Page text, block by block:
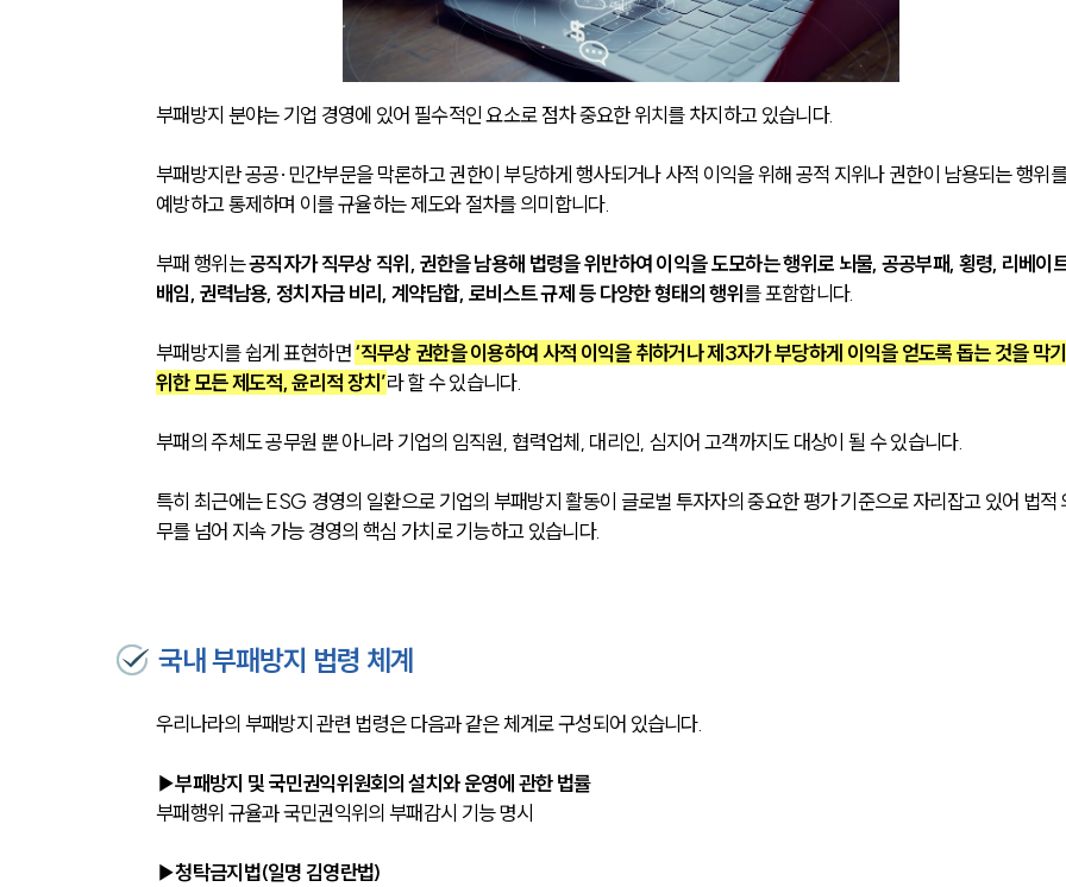
부패방지 분야는 기업 경영에 있어 필수적인 요소로 점차 중요한 위치를 차지하고 있습니다.
부패방지란 공공·민간부문을 막론하고 권한이 부당하게 행사되거나 사적 이익을 위해 공적 지위나 권한이 남용되는 행위
예방하고 통제하며 이를 규율하는 제도와 절차를 의미합니다.
부패 행위는 공직자가 직무상 직위, 권한을 남용해 법령을 위반하여 이익을 도모하는 행위로 뇌물, 공공부패, 횡령, 리베이
배임, 권력남용, 정치자금 비리, 계약담합, 로비스트 규제 등 다양한 형태의 행위 를 포함합니다.
부패방지를 쉽게 표현하면 ‘직무상 권한을 이용하여 사적 이익을 취하거나 제3자가 부당하게 이익을 얻도록 돕는 것을 막
위한 모든 제도적, 윤리적 장치’라 할 수 있습니다.
부패의 주체도 공무원 뿐 아니라 기업의 임직원, 협력업체, 대리인, 심지어 고객까지도 대상이 될 수 있습니다.
특히 최근에는 ESG 경영의 일환으로 기업의 부패방지 활동이 글로벌 투자자의 중요한 평가 기준으로 자리잡고 있어 법적
무를 넘어 지속 가능 경영의 핵심 가치로 기능하고 있습니다.
국내 부패방지 법령 체계
우리나라의 부패방지 관련 법령은 다음과 같은 체계로 구성되어 있습니다.
▶부패방지 및 국민권익위원회의 설치와 운영에 관한 법률
부패행위 규율과 국민권익위의 부패감시 기능 명시
▶청탁금지법(일명 김영란법)